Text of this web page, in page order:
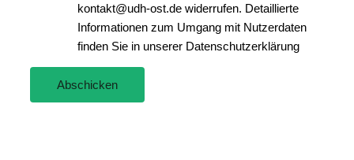
kontakt@udh-ost.de widerrufen. Detaillierte
Informationen zum Umgang mit Nutzerdaten
finden Sie in unserer Datenschutzerklärung
Abschicken